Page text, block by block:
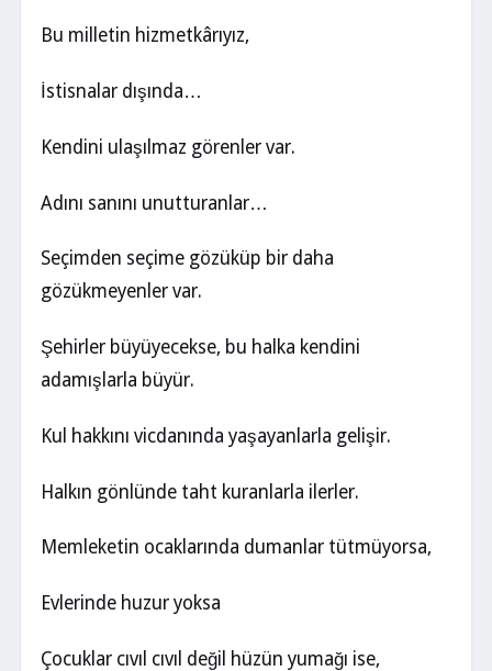
Bu milletin hizmetkârıyız,
İstisnalar dışında…
Kendini ulaşılmaz görenler var.
Adını sanını unutturanlar…
Seçimden seçime gözüküp bir daha
gözükmeyenler var.
Şehirler büyüyecekse, bu halka kendini
adamışlarla büyür.
Kul hakkını vicdanında yaşayanlarla gelişir.
Halkın gönlünde taht kuranlarla ilerler.
Memleketin ocaklarında dumanlar tütmüyorsa,
Evlerinde huzur yoksa
Çocuklar cıvıl cıvıl değil hüzün yumağı ise,